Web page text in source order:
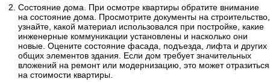
Состояние дома. При осмотре квартиры обратите внимание
на состояние дома. Просмотрите документы на строительство,
узнайте, какой материал использовался при постройке, какие
инженерные коммуникации установлены и насколько они
новые. Оцените состояние фасада, подъезда, лифта и других
общих элементов здания. Если дом требует значительных
вложений на ремонт или модернизацию, это может отразиться
на стоимости квартиры.